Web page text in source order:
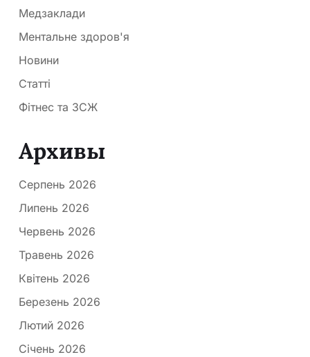
Медзаклади
Ментальне здоров'я
Новини
Статті
Фітнес та ЗСЖ
Архивы
Серпень 2026
Липень 2026
Червень 2026
Травень 2026
Квітень 2026
Березень 2026
Лютий 2026
Січень 2026